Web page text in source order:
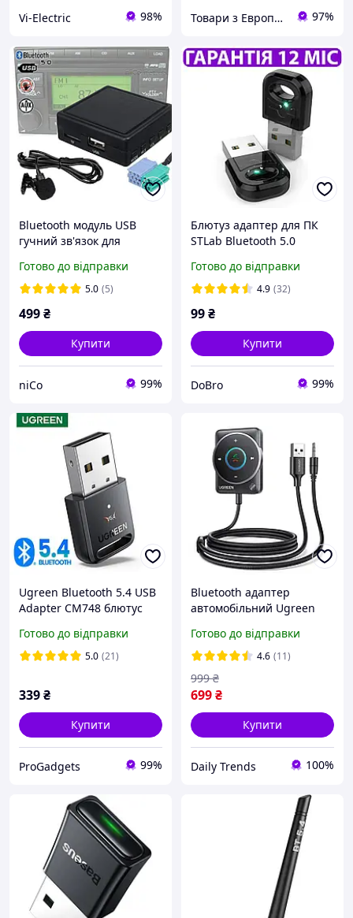
Vi-Electric 98% Товари з Европи Evro-tex 97%
Bluetooth модуль USB
гучний зв'язок для
Kia [BT v.5.0]
Готово до відправки
5.0 (5)
499₴
Купити
niCo 99%
Блютуз адаптер для ПК
STLab Bluetooth 5.0
Готово до відправки
4.9 (32)
99₴
Купити
DoBro 99%
Ugreen Bluetooth 5.4 USB
Adapter CM748 блютус
Готово до відправки
5.0 (21)
339₴
Купити
ProGadgets 99%
Bluetooth адаптер
автомобільний Ugreen
bluetooth 5.4
Готово до відправки
4.6 (11)
699₴
999 ₴
Купити
Daily Trends 100%